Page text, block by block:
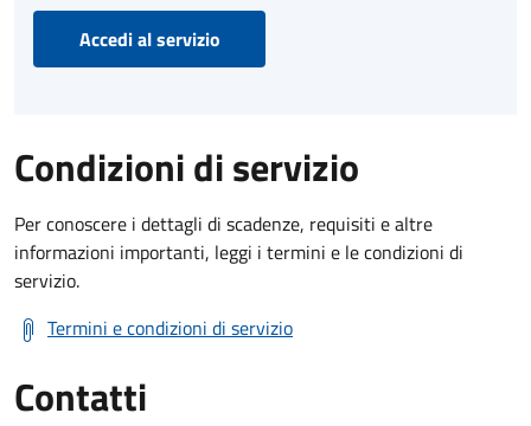
Accedi al servizio
Condizioni di servizio
Per conoscere i dettagli di scadenze, requisiti e altre
informazioni importanti, leggi i termini e le condizioni di
servizio.
Termini e condizioni di servizio
Contatti